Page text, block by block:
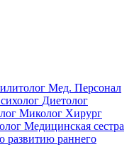
Мед. Персонал
Диетолог
Миколог Хирург
Медицинская сестра
развитию раннего